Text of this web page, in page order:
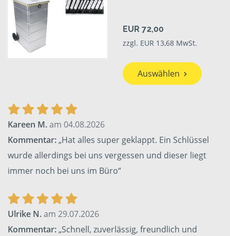
EUR 72,00
zzgl. EUR 13,68 MwSt.
Auswählen
Kareen M.am 04.08.2026
Kommentar:„Hat alles super geklappt. Ein Schlüssel
wurde allerdings bei uns vergessen und dieser liegt
immer noch bei uns im Büro“
Ulrike N.am 29.07.2026
Kommentar:„Schnell, zuverlässig, freundlich und